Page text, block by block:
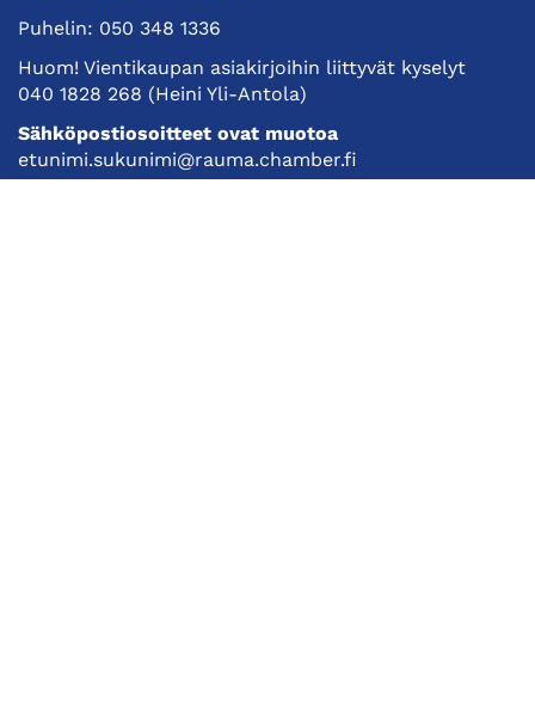
Puhelin: 050 348 1336
Huom! Vientikaupan asiakirjoihin liittyvät kyselyt
040 1828 268 (Heini Yli-Antola)
Sähköpostiosoitteet ovat muotoa
etunimi.sukunimi@rauma.chamber.fi